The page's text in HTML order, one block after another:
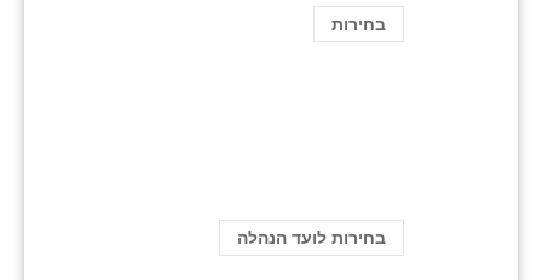
בחירות
בחירות לועד הנהלה